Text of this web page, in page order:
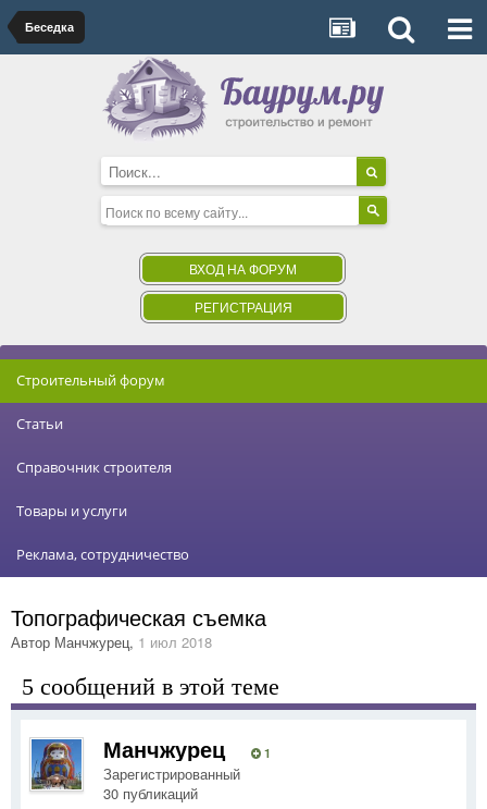
Беседка
ВХОД НА ФОРУМ
РЕГИСТРАЦИЯ
Строительный форум
Статьи
Справочник строителя
Товары и услуги
Реклама, сотрудничество
Топографическая съемка
Автор Манчжурец, 1 июл 2018
5 сообщений в этой теме
Манчжурец 1
Зарегистрированный
30 публикаций